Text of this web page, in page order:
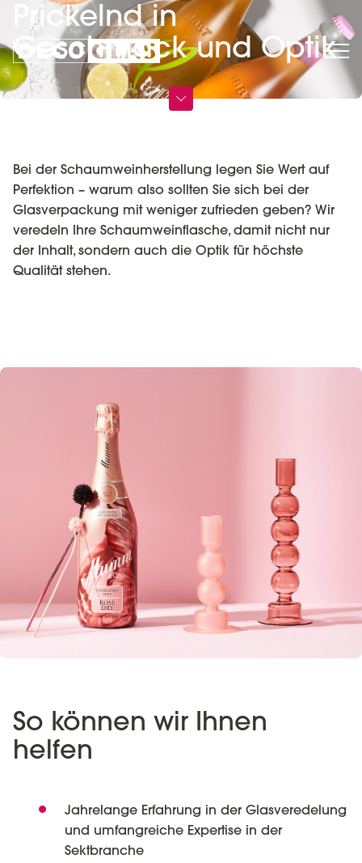
Prickelnd in
Geschmack und Optik
Bei der Schaumweinherstellung legen Sie Wert auf
Perfektion – warum also sollten Sie sich bei der
Glasverpackung mit weniger zufrieden geben? Wir
veredeln Ihre Schaumweinflasche, damit nicht nur
der Inhalt, sondern auch die Optik für höchste
Qualität stehen.
So können wir Ihnen
helfen
Jahrelange Erfahrung in der Glasveredelung
und umfangreiche Expertise in der
Sektbranche